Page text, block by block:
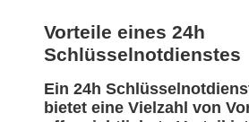
Vorteile eines 24h
Schlüsselnotdienstes
Ein 24h
bietet eine Vielzahl von